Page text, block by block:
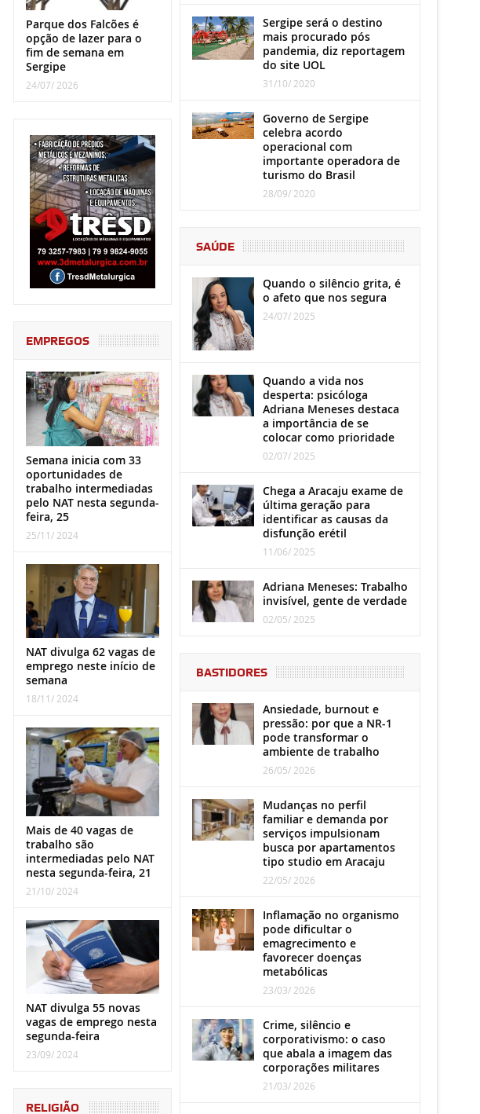
Parque dos Falcões é
opção de lazer para o
fim de semana em
Sergipe
24/07/ 2026
EMPREGOS
Semana inicia com 33
oportunidades de
trabalho intermediadas
pelo NAT nesta segunda-
feira, 25
25/11/ 2024
NAT divulga 62 vagas de
emprego neste início de
semana
18/11/ 2024
Mais de 40 vagas de
trabalho são
intermediadas pelo NAT
nesta segunda-feira, 21
21/10/ 2024
NAT divulga 55 novas
vagas de emprego nesta
segunda-feira
23/09/ 2024
RELIGIÃO
Sergipe será o destino
mais procurado pós
pandemia, diz reportagem
do site UOL
31/10/ 2020
Governo de Sergipe
celebra acordo
operacional com
importante operadora de
turismo do Brasil
28/09/ 2020
SAÚDE
Quando o silêncio grita, é
o afeto que nos segura
24/07/ 2025
Quando a vida nos
desperta: psicóloga
Adriana Meneses destaca
a importância de se
colocar como prioridade
02/07/ 2025
Chega a Aracaju exame de
última geração para
identificar as causas da
disfunção erétil
11/06/ 2025
Adriana Meneses: Trabalho
invisível, gente de verdade
02/05/ 2025
BASTIDORES
Ansiedade, burnout e
pressão: por que a NR-1
pode transformar o
ambiente de trabalho
26/05/ 2026
Mudanças no perfil
familiar e demanda por
serviços impulsionam
busca por apartamentos
tipo studio em Aracaju
22/05/ 2026
Inflamação no organismo
pode dificultar o
emagrecimento e
favorecer doenças
metabólicas
23/03/ 2026
Crime, silêncio e
corporativismo: o caso
que abala a imagem das
corporações militares
21/03/ 2026